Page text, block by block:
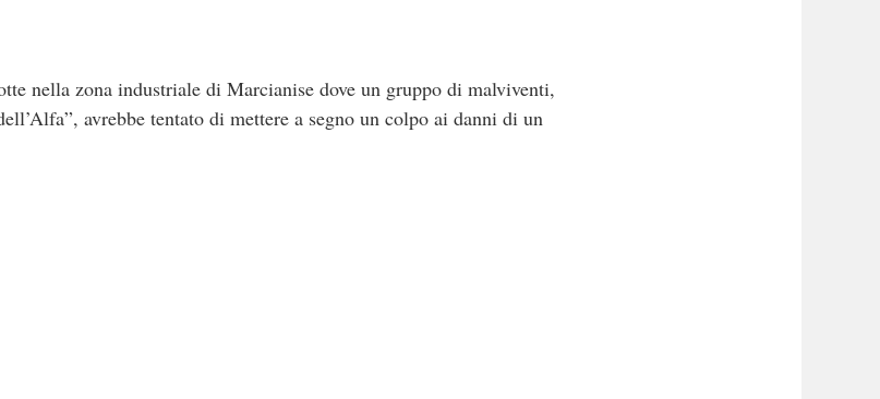
nella zona industriale di Marcianise dove un gruppo di malviventi,
avrebbe tentato di mettere a segno un colpo ai danni di un